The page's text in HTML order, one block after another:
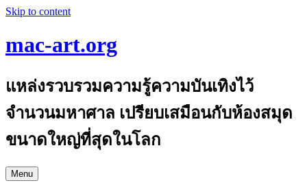
Skip to content
mac-art.org
แหล่งรวบรวมความรู้ความบันเทิงไว้
จำนวนมหาศาล เปรียบเสมือนกับห้องสมุด
ขนาดใหญ่ที่สุดในโลก
Menu